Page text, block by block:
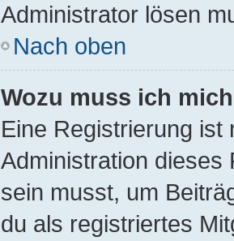
Administrator lösen
Nach oben
Wozu muss ich
Eine Registrierung ist
Administration dieses
sein musst, um
du als registriertes